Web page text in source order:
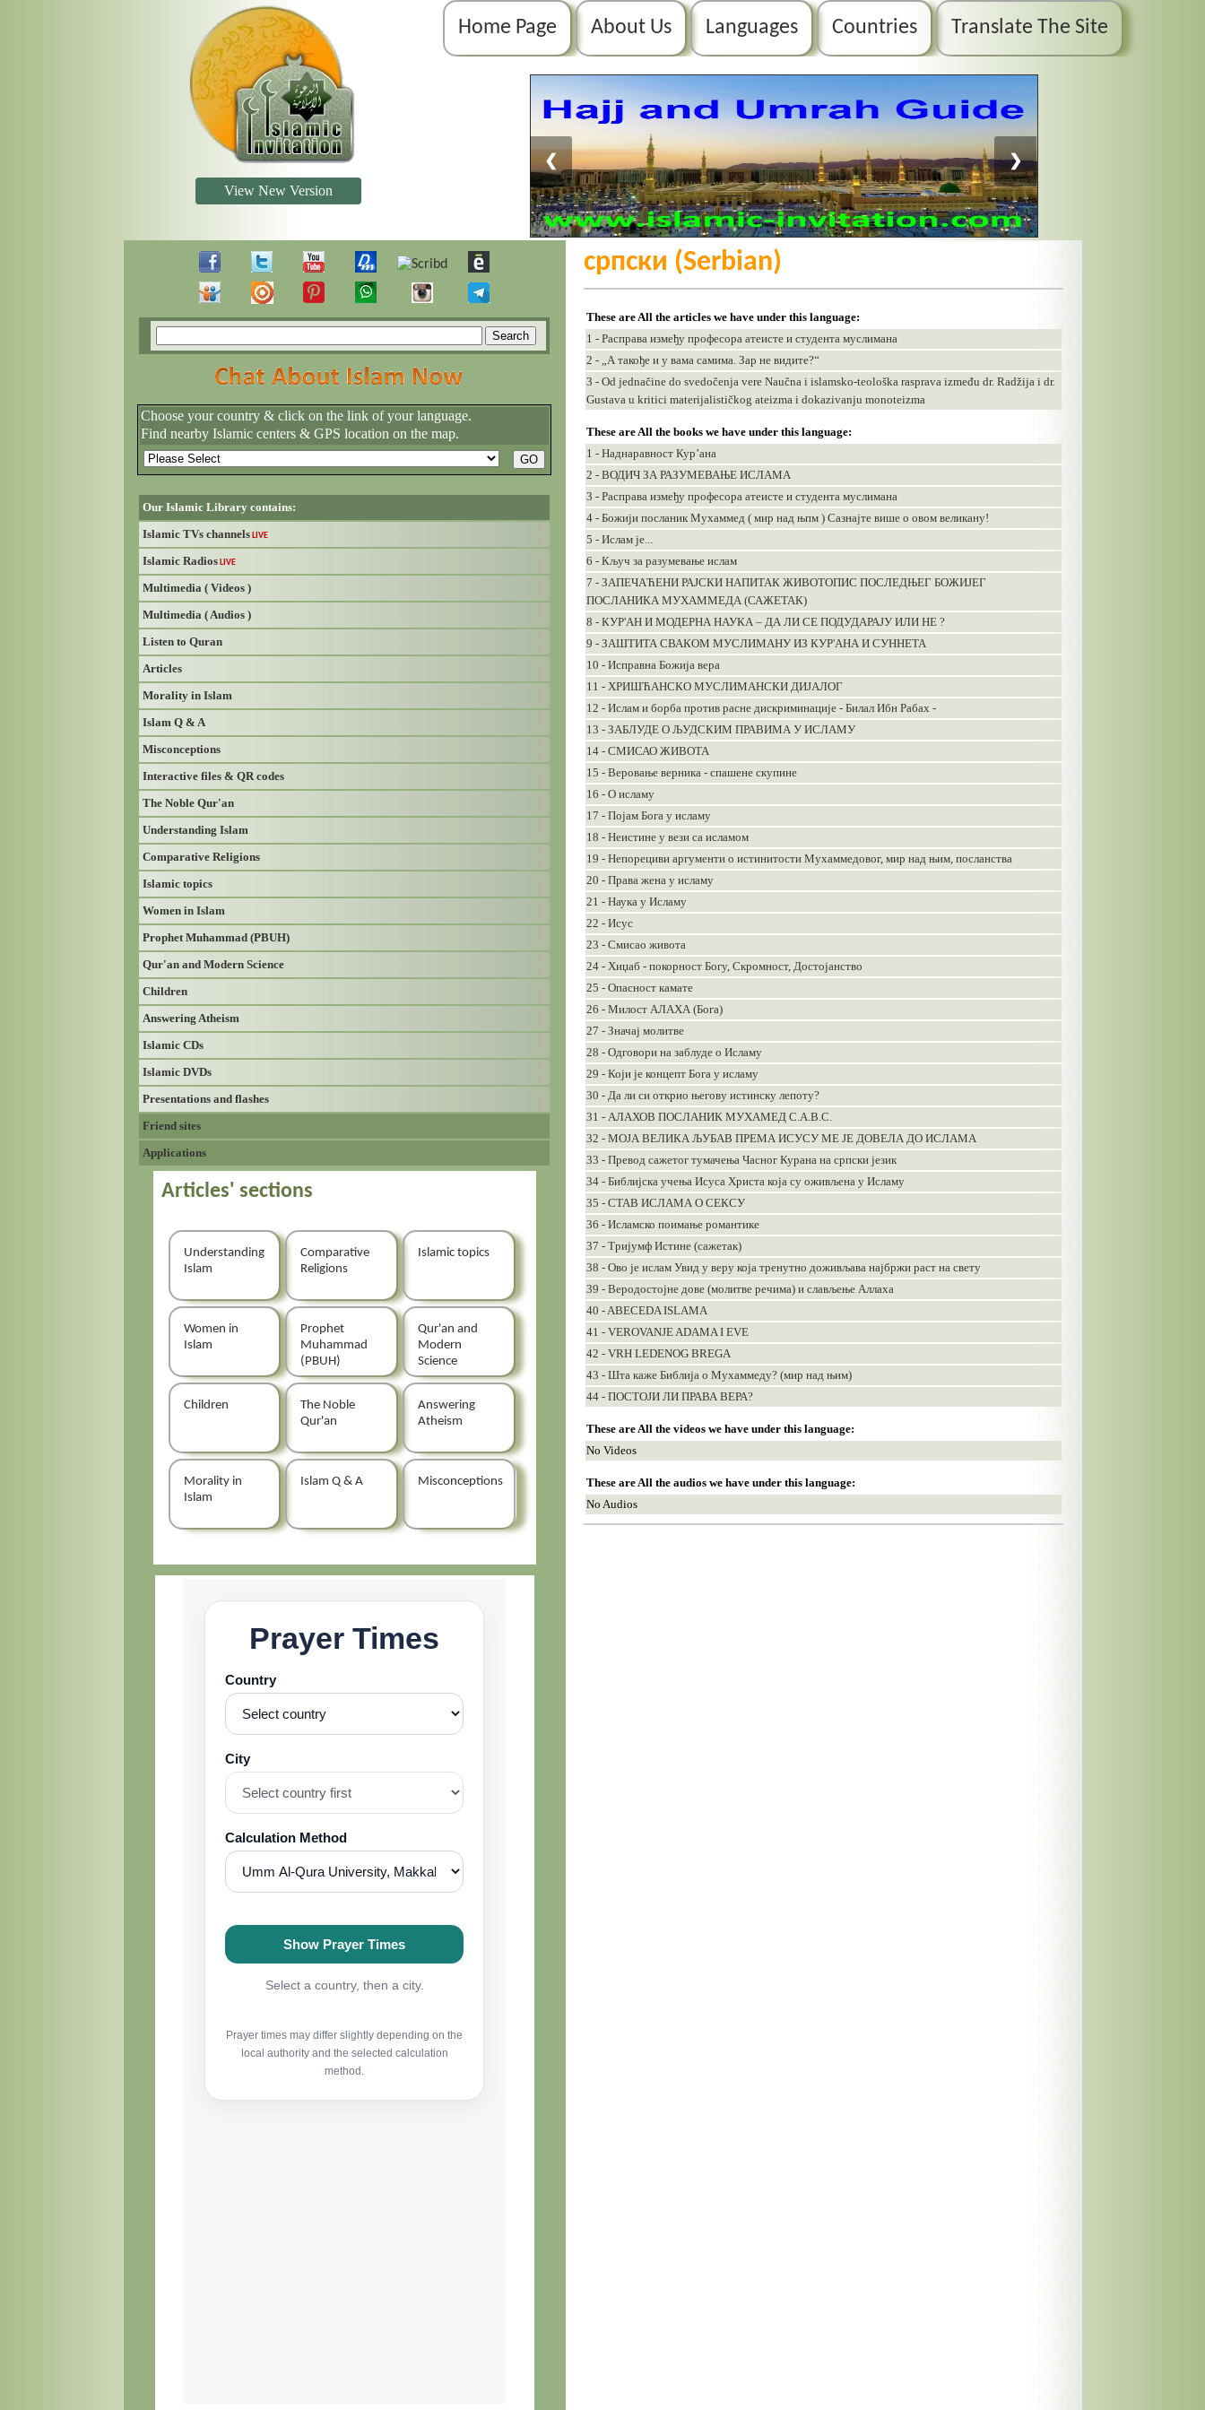
Home Page About Us Languages Countries Translate The Site
❮ ❯
View New Version
Choose your country & click on the link of your language.
Find nearby Islamic centers & GPS location on the map.
Our Islamic Library contains:
Islamic TVs channels LIVE
Islamic Radios LIVE
Multimedia ( Videos )
Multimedia ( Audios )
Listen to Quran
Articles
Morality in Islam
Islam Q & A
Misconceptions
Interactive files & QR codes
The Noble Qur'an
Understanding Islam
Comparative Religions
Islamic topics
Women in Islam
Prophet Muhammad (PBUH)
Qur'an and Modern Science
Children
Answering Atheism
Islamic CDs
Islamic DVDs
Presentations and flashes
Friend sites
Applications
Articles' sections
Understanding
Islam
Comparative
Religions
Islamic topics
Women in
Islam
Prophet
Muhammad
(PBUH)
Qur'an and
Modern
Science
Children
The Noble
Qur'an
Answering
Atheism
Morality in
Islam
Islam Q & A Misconceptions
српски (Serbian)
These are All the articles we have under this language:
1 - Расправа између професора атеисте и студента муслимана
2 - „А такође и у вама самима. Зар не видите?“
3 - Od jednačine do svedočenja vere Naučna i islamsko-teološka rasprava između dr. Radžija i dr.
Gustava u kritici materijalističkog ateizma i dokazivanju monoteizma
These are All the books we have under this language:
1 - Наднаравност Кур’ана
2 - ВОДИЧ ЗА РАЗУМЕВАЊЕ ИСЛАМА
3 - Расправа између професора атеисте и студента муслимана
4 - Божији посланик Мухаммед ( мир над њпм ) Сазнајте више о овом великану!
5 - Ислам је...
6 - Кључ за разумевање ислам
7 - ЗАПЕЧАЋЕНИ РАЈСКИ НАПИТАК ЖИВОТОПИС ПОСЛЕДЊЕГ БОЖИЈЕГ
ПОСЛАНИКА МУХАММЕДА (САЖЕТАК)
8 - КУР'АН И МОДЕРНА НАУКА – ДА ЛИ СЕ ПОДУДАРАЈУ ИЛИ НЕ ?
9 - ЗАШТИТА СВАКОМ МУСЛИМАНУ ИЗ КУР'АНА И СУННЕТА
10 - Исправна Божија вера
11 - ХРИШЋАНСКО МУСЛИМАНСКИ ДИЈАЛОГ
12 - Ислам и борба против расне дискриминације - Билал Ибн Рабах -
13 - ЗАБЛУДЕ О ЉУДСКИМ ПРАВИМА У ИСЛАМУ
14 - СМИСАО ЖИВОТА
15 - Веровање верника - спашене скупине
16 - О исламу
17 - Појам Бога у исламу
18 - Неистине у вези са исламом
19 - Непорециви аргументи о истинитости Мухаммедовог, мир над њим, посланства
20 - Права жена у исламу
21 - Наука у Исламу
22 - Исус
23 - Смисао живота
24 - Хиџаб - покорност Богу, Скромност, Достојанство
25 - Опасност камате
26 - Милост АЛАХА (Бога)
27 - Значај молитве
28 - Одговори на заблуде о Исламу
29 - Који је концепт Бога у исламу
30 - Да ли си открио његову истинску лепоту?
31 - АЛАХОВ ПОСЛАНИК МУХАМЕД С.А.В.С.
32 - МОЈА ВЕЛИКА ЉУБАВ ПРЕМА ИСУСУ МЕ JE ДОВEЛА ДО ИСЛАМА
33 - Превод сажетог тумачења Часног Курана на српски језик
34 - Библијска учења Исуса Христа која су оживљена у Исламу
35 - СТАВ ИСЛАМА О СЕКСУ
36 - Исламско поимање романтике
37 - Тријумф Истине (сажетак)
38 - Ово је ислам Увид у веру која тренутно доживљава најбржи раст на свету
39 - Веродостојне дове (молитве речима) и слављење Аллаха
40 - ABECEDA ISLAMA
41 - VEROVANJE ADAMA I EVE
42 - VRH LEDENOG BREGA
43 - Шта каже Библија о Мухаммеду? (мир над њим)
44 - ПОСТОЈИ ЛИ ПРАВА ВЕРА?
These are All the videos we have under this language:
No Videos
These are All the audios we have under this language:
No Audios